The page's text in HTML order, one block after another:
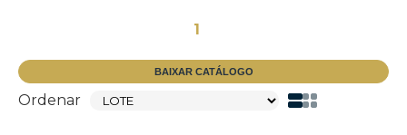
1
BAIXAR CATÁLOGO
Ordenar